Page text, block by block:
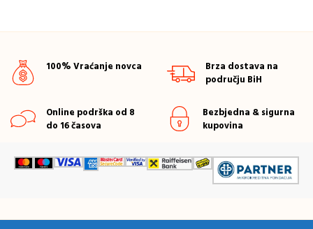
100% Vraćanje novca
Brza dostava na
području BiH
Online podrška od 8
do 16 časova
Bezbjedna & sigurna
kupovina